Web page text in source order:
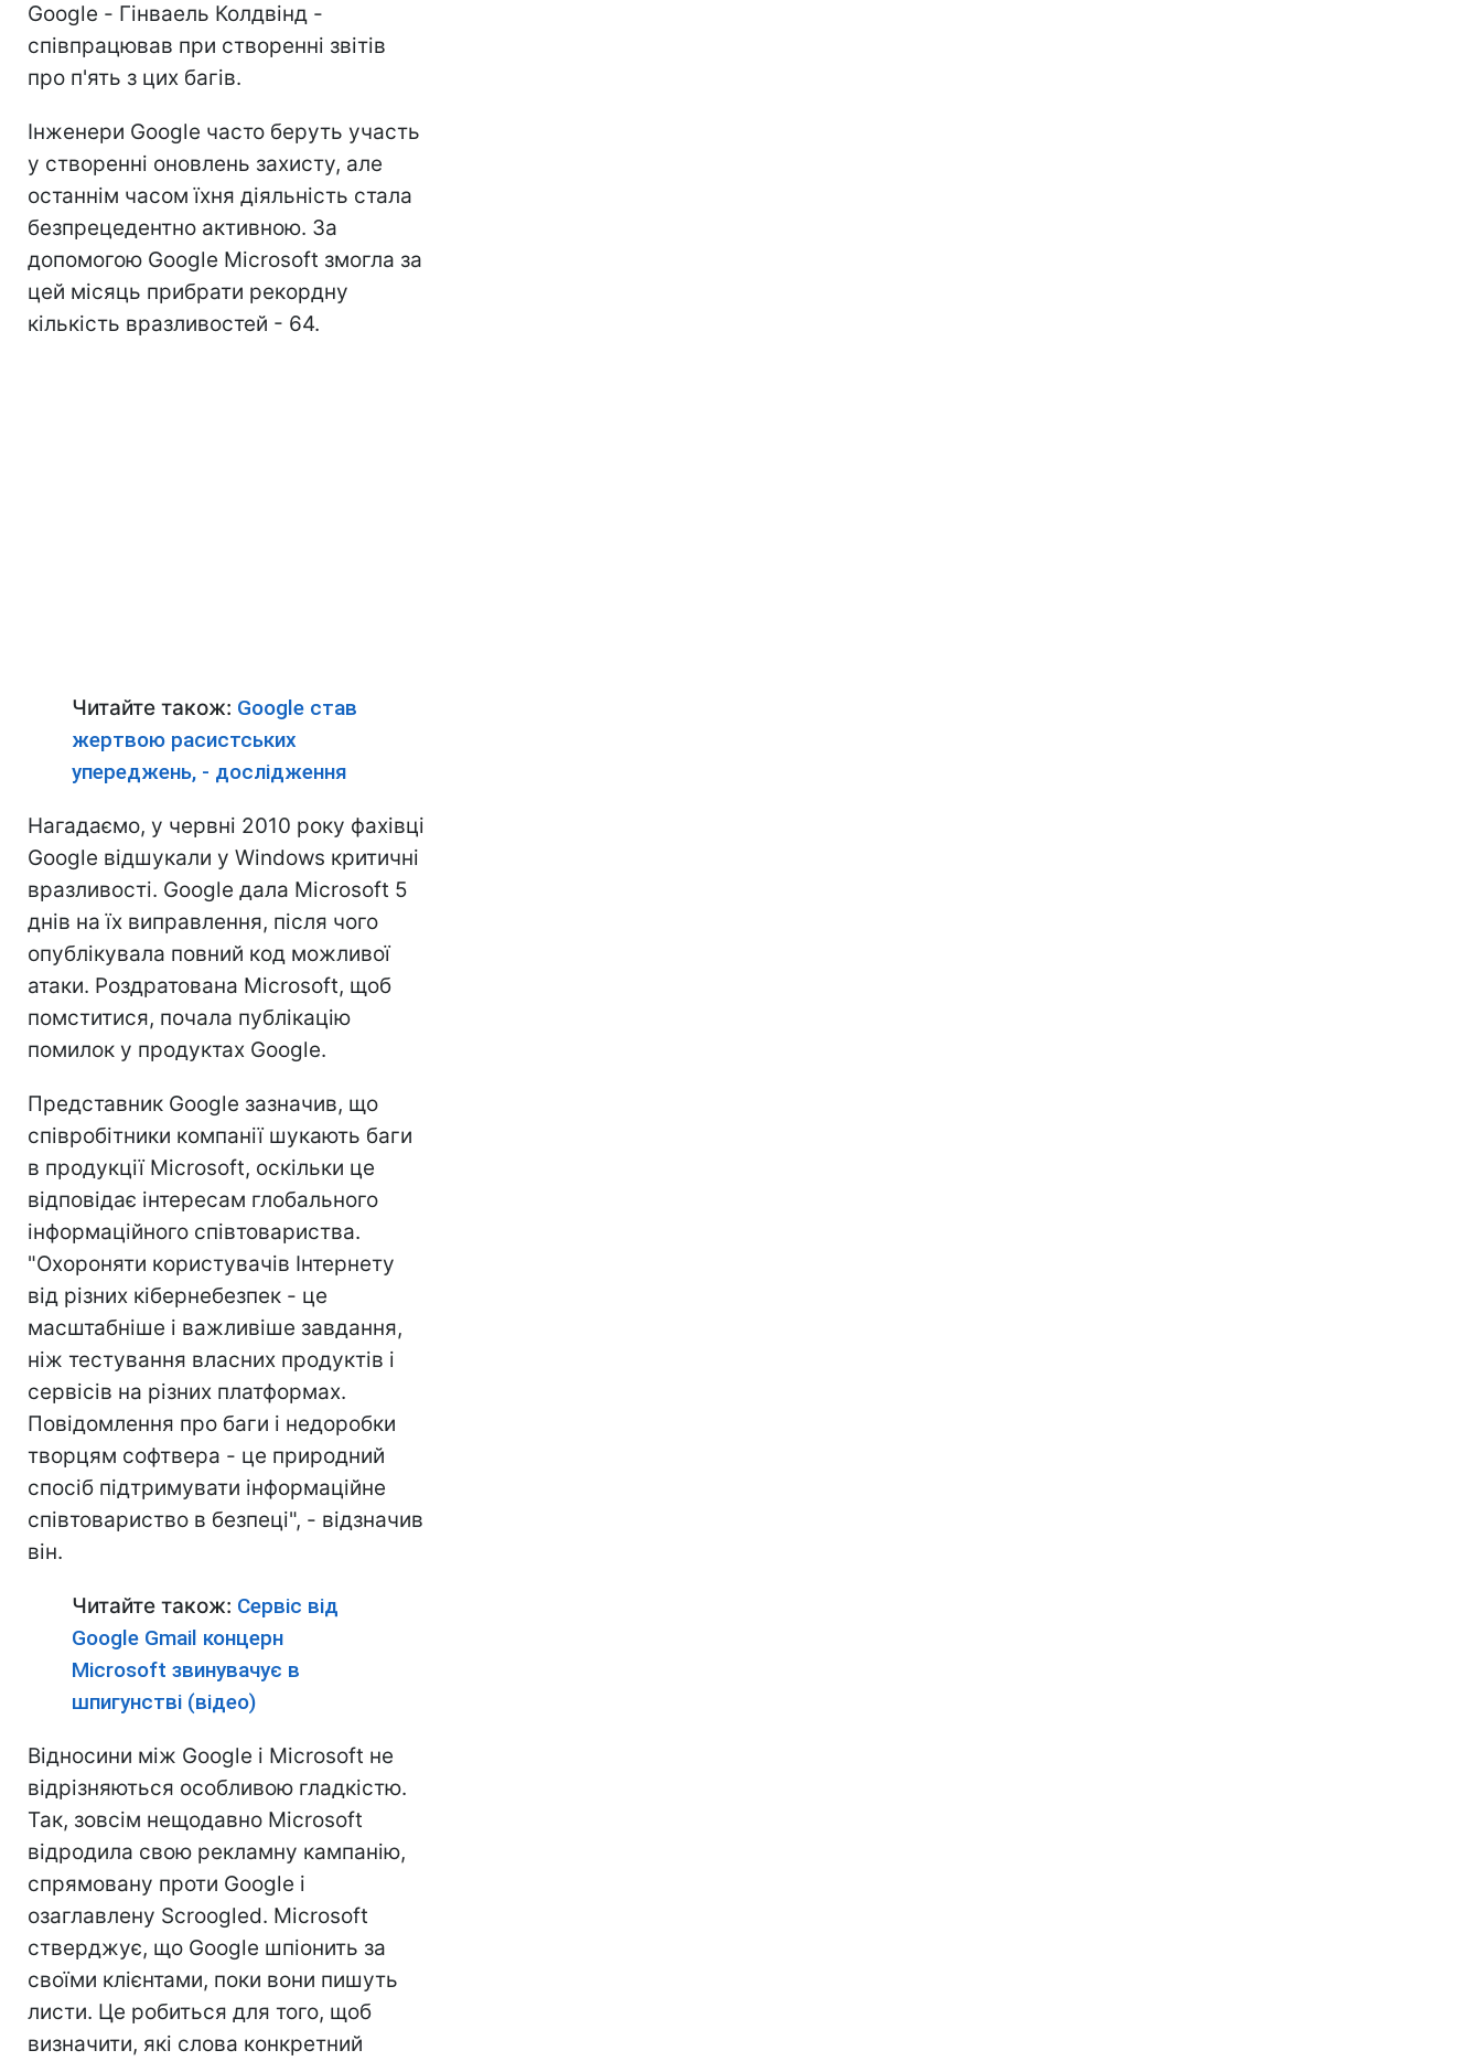
Google - Гінваель Колдвінд -
співпрацював при створенні звітів
про п'ять з цих багів.
Інженери Google часто беруть участь
у створенні оновлень захисту, але
останнім часом їхня діяльність стала
безпрецедентно активною. За
допомогою Google Microsoft змогла за
цей місяць прибрати рекордну
кількість вразливостей - 64.
Читайте також: Google став
жертвою расистських
упереджень, - дослідження
Нагадаємо, у червні 2010 року фахівці
Google відшукали у Windows критичні
вразливості. Google дала Microsoft 5
днів на їх виправлення, після чого
опублікувала повний код можливої
атаки. Роздратована Microsoft, щоб
помститися, почала публікацію
помилок у продуктах Google.
Представник Google зазначив, що
співробітники компанії шукають баги
в продукції Microsoft, оскільки це
відповідає інтересам глобального
інформаційного співтовариства.
"Охороняти користувачів Інтернету
від різних кібернебезпек - це
масштабніше і важливіше завдання,
ніж тестування власних продуктів і
сервісів на різних платформах.
Повідомлення про баги і недоробки
творцям софтвера - це природний
спосіб підтримувати інформаційне
співтовариство в безпеці", - відзначив
він.
Читайте також: Сервіс від
Google Gmail концерн
Microsoft звинувачує в
шпигунстві (відео)
Відносини між Google і Microsoft не
відрізняються особливою гладкістю.
Так, зовсім нещодавно Microsoft
відродила свою рекламну кампанію,
спрямовану проти Google і
озаглавлену Scroogled. Microsoft
стверджує, що Google шпіонить за
своїми клієнтами, поки вони пишуть
листи. Це робиться для того, щоб
визначити, які слова конкретний